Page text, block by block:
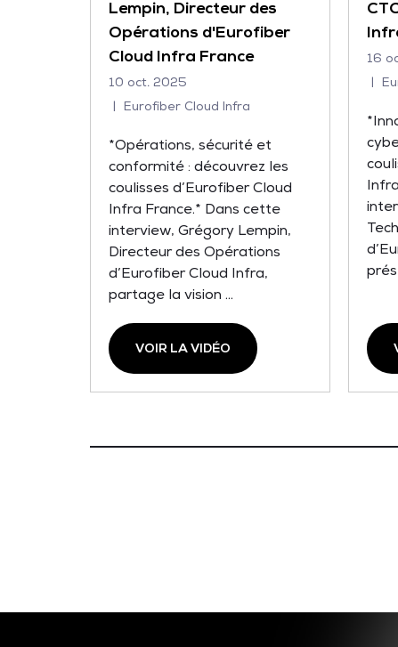
Lempin, Directeur des
Opérations d'Eurofiber
Cloud Infra France
10 oct. 2025
Eurofiber Cloud Infra
*Opérations, sécurité et
conformité : découvrez les
coulisses d’Eurofiber Cloud
Infra France.* Dans cette
interview, Grégory Lempin,
Directeur des Opérations
d’Eurofiber Cloud Infra,
partage la vision ...
VOIR LA VIDÉO
16